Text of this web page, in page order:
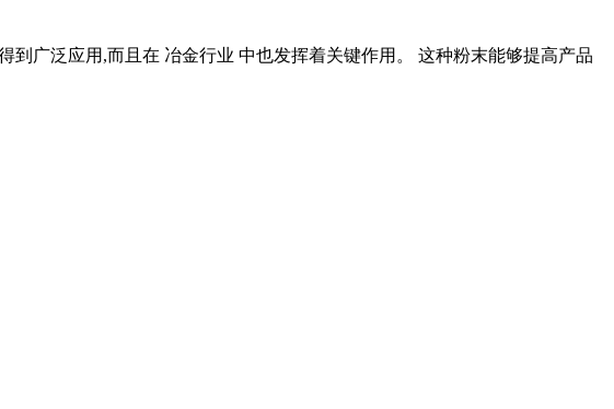
广泛应用,而且在 冶金行业 中也发挥着关键作用。 这种粉末能够提高产品